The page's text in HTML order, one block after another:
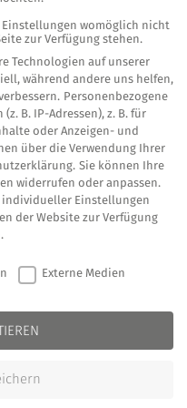
ich einen guten
macht einen guten
Ver­mö­gens­be­ra­ter
eine Zulas­sung
hat, die von der
ver­ge­
erfüllt sein. Dane­
Ver­mö­gens­
Einstellungen womöglich nicht
zur Verfügung stehen.
Technologien auf unserer
während andere uns helfen,
Personenbezogene
B. IP-Adressen), z. B. für
oder Anzeigen- und
über die Verwendung Ihrer
. Sie können Ihre
widerrufen oder anpassen.
individueller Einstellungen
der Website zur Verfügung
Externe Medien